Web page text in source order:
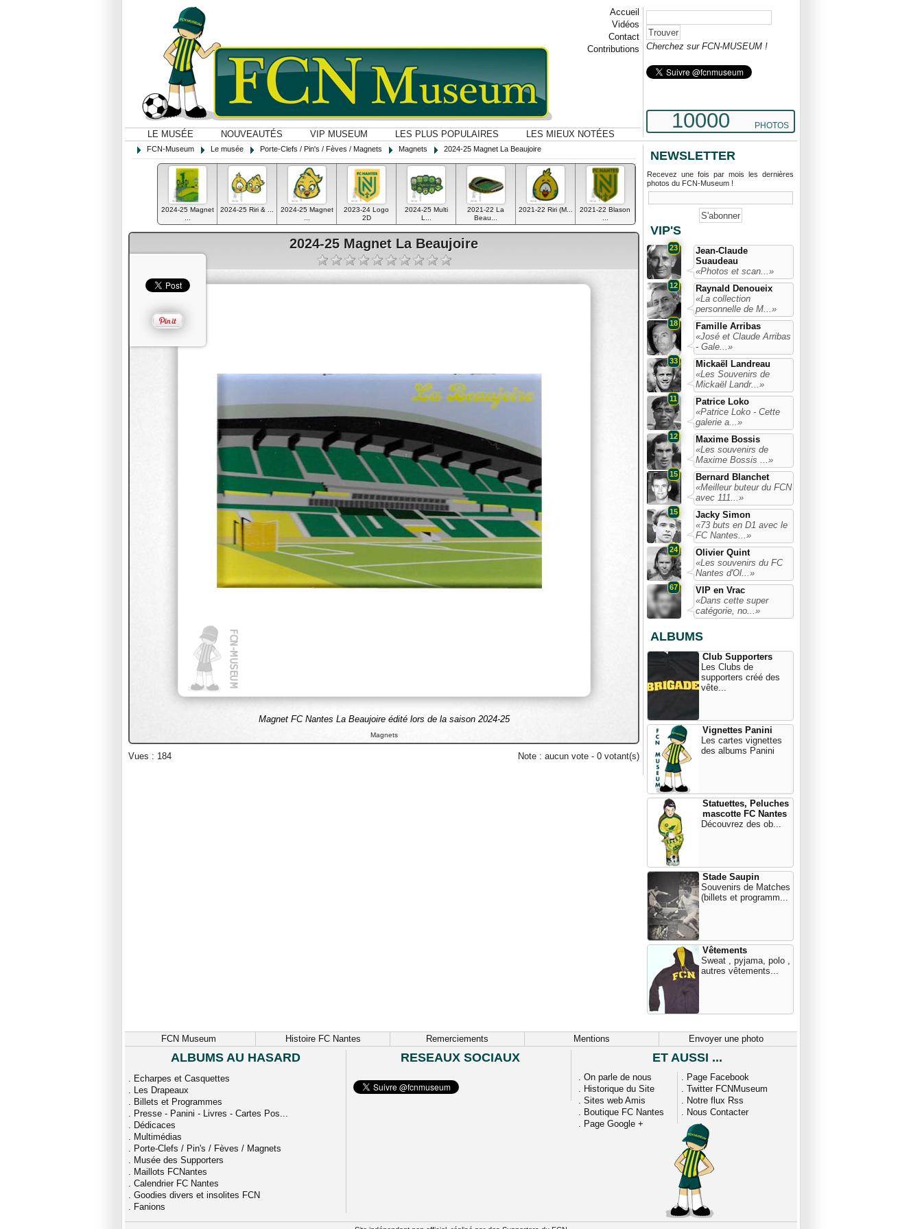
Accueil
Vidéos
Contact
Contributions
LE MUSÉE NOUVEAUTÉS VIP MUSEUM LES PLUS POPULAIRES LES MIEUX NOTÉES
Cherchez sur FCN-MUSEUM !
10000 PHOTOS
FCN-Museum Le musée Porte-Clefs / Pin's / Fèves / Magnets Magnets 2024-25 Magnet La Beaujoire
2024-25 Magnet
2024-25 Riri & ...
2024-25 Magnet
2023-24 Logo
2D
2024-25 Multi
L...
2021-22 La
Beau...
2021-22 Riri (M...
2021-22 Blason
2024-25 Magnet La Beaujoire
Magnet FC Nantes La Beaujoire édité lors de la saison 2024-25
Magnets
Vues : 184 Note : aucun vote - 0 votant(s)
NEWSLETTER
Recevez une fois par mois les dernières
photos du FCN-Museum !
VIP'S
23
Jean-Claude
Suaudeau
«Photos et scan...»
12
Raynald Denoueix
«La collection
personnelle de M...»
18
Famille Arribas
«José et Claude Arribas
- Gale...»
33
Mickaël Landreau
«Les Souvenirs de
Mickaël Landr...»
11
Patrice Loko
«Patrice Loko - Cette
galerie a...»
12
Maxime Bossis
«Les souvenirs de
Maxime Bossis ...»
15
Bernard Blanchet
«Meilleur buteur du FCN
avec 111...»
15
Jacky Simon
«73 buts en D1 avec le
FC Nantes...»
24
Olivier Quint
«Les souvenirs du FC
Nantes d'Ol...»
67
VIP en Vrac
«Dans cette super
catégorie, no...»
ALBUMS
Club Supporters
Les Clubs de
supporters créé des
vête...
Vignettes Panini
Les cartes vignettes
des albums Panini
Statuettes, Peluches
mascotte FC Nantes
Découvrez des ob...
Stade Saupin
Souvenirs de Matches
(billets et programm...
Vêtements
Sweat , pyjama, polo ,
autres vêtements...
FCN Museum Histoire FC Nantes Remerciements Mentions Envoyer une photo
ALBUMS AU HASARD
. Echarpes et Casquettes
. Les Drapeaux
. Billets et Programmes
. Presse - Panini - Livres - Cartes Pos...
. Dédicaces
. Multimédias
. Porte-Clefs / Pin's / Fèves / Magnets
. Musée des Supporters
. Maillots FCNantes
. Calendrier FC Nantes
. Goodies divers et insolites FCN
. Fanions
RESEAUX SOCIAUX ET AUSSI ...
. On parle de nous
. Historique du Site
. Sites web Amis
. Boutique FC Nantes
. Page Google +
. Page Facebook
. Twitter FCNMuseum
. Notre flux Rss
. Nous Contacter